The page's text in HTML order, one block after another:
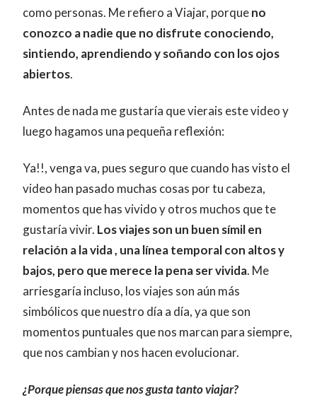
como personas. Me refiero a Viajar, porqueno
conozco a nadie que no disfrute conociendo,
sintiendo, aprendiendo y soñando con los ojos
abiertos.
Antes de nada me gustaría que vierais este video y
luego hagamos una pequeña reflexión:
Ya!!, venga va, pues seguro que cuando has visto el
video han pasado muchas cosas por tu cabeza,
momentos que has vivido y otros muchos que te
gustaría vivir. Los viajes son un buen símil en
relación a la vida , una línea temporal con altos y
bajos, pero que merece la pena ser vivida. Me
arriesgaría incluso, los viajes son aún más
simbólicos que nuestro día a día, ya que son
momentos puntuales que nos marcan para siempre,
que nos cambian y nos hacen evolucionar.
¿Porque piensas que nos gusta tanto viajar?